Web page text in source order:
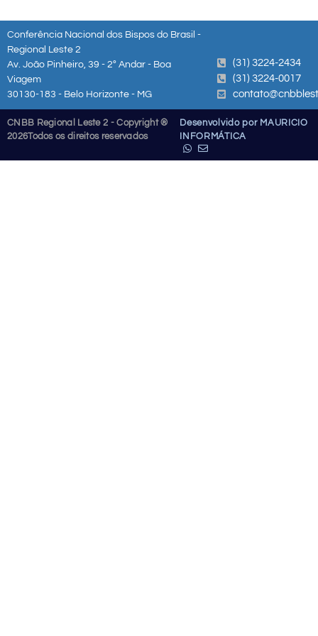
Conferência Nacional dos Bispos do Brasil -
Regional Leste 2
Av. João Pinheiro, 39 - 2º Andar - Boa
Viagem
30130-183 - Belo Horizonte - MG
(31) 3224-2434
(31) 3224-0017
CNBB Regional Leste 2 - Copyright ®
2026Todos os direitos reservados
Desenvolvido por MAURICIO
INFORMÁTICA